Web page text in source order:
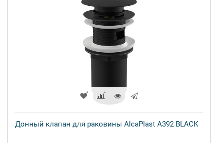
Донный клапан для раковины AlcaPlast A392 BLACK